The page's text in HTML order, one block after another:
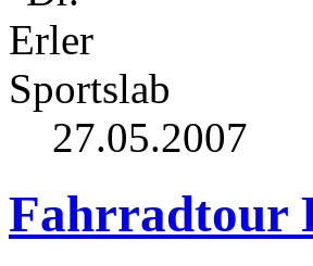
27.05.2007
Fahrradtour